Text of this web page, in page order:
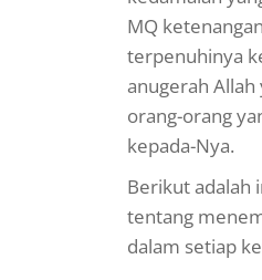
MQ
terpenuhinya
anugerah
orang-orang
kepada-Nya.
Berikut adalah
tentang
dalam setiap